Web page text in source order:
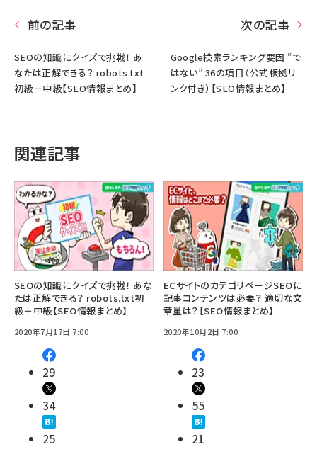
前の記事
SEOの知識にクイズで挑戦！ あ
なたは正解できる？ robots.txt
初級＋中級【SEO情報まとめ】
次の記事
Google検索ランキング要因 “で
はない” 36の項目（公式根拠リ
ンク付き）【SEO情報まとめ】
関連記事
SEOの知識にクイズで挑戦！ あな
たは正解できる？ robots.txt初
級＋中級【SEO情報まとめ】
2020年7月17日 7:00
29
34
25
ECサイトのカテゴリページSEOに
記事コンテンツは必要？ 適切な文
章量は？【SEO情報まとめ】
2020年10月2日 7:00
23
55
21